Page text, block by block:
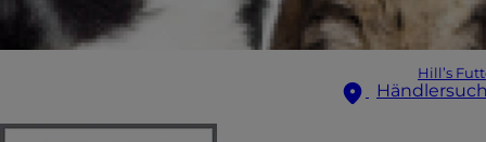
Hill’s